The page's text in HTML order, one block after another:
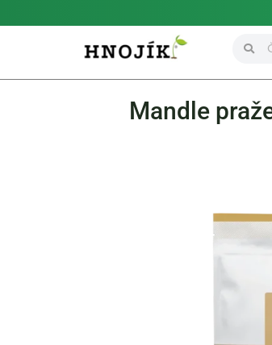
Mandle